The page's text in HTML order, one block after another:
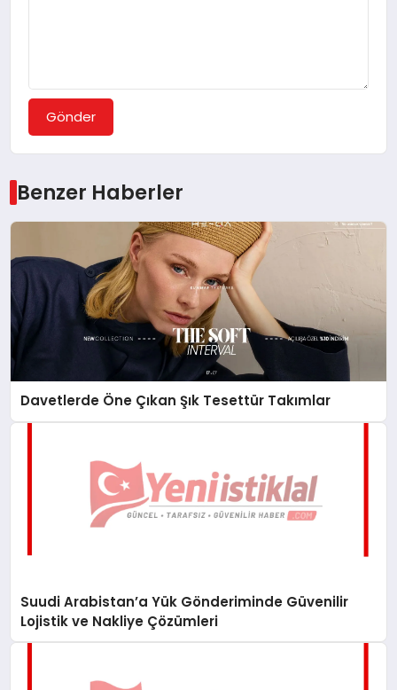
Gönder
Benzer Haberler
Davetlerde Öne Çıkan Şık Tesettür Takımlar
Suudi Arabistan’a Yük Gönderiminde Güvenilir
Lojistik ve Nakliye Çözümleri